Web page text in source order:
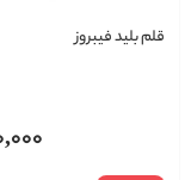
قلم بليد فيبروز